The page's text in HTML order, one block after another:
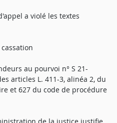
a violé les textes
au pourvoi n° S 21-
articles L. 411-3, alinéa 2, du
et 627 du code de procédure